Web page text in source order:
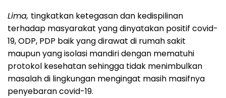
Lima, tingkatkan ketegasan dan kedispilinan
terhadap masyarakat yang dinyatakan positif covid-
19, ODP, PDP baik yang dirawat di rumah sakit
maupun yang isolasi mandiri dengan mematuhi
protokol kesehatan sehingga tidak menimbulkan
masalah di lingkungan mengingat masih masifnya
penyebaran covid-19.